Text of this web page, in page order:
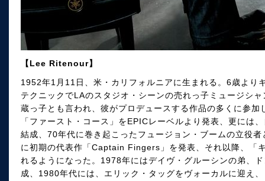
【Lee Ritenour】
1952年1月11日、米・カリフォルニアに生まれる。6歳より
テクニックでLAのスタジオ・シーンの売れっ子ミュージシ
蔵っ子とも言われ、彼がプロデュースする作品の多くに参
「ファースト・コース」をEPICレーベルより発表、更には
結成、70年代に巻き起こったフュージョン・ブームの立役
に初期の代表作「Captain Fingers」を発表、それ以降、「
れるようになった。1978年にはデイヴ・グルーシンの弟、
成、1980年代には、エリック・タッグをヴォーカルに迎え